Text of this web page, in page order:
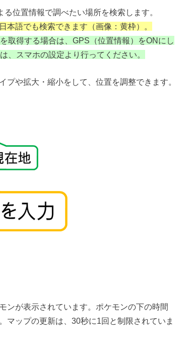
位置情報で調べたい場所を検索します。
語でも検索できます（画像：黄枠）。
取得する場合は、GPS（位置情報）をONにし
、スマホの設定より行ってください。
や拡大・縮小をして、位置を調整できます。
ンが表示されています。ポケモンの下の時間
マップの更新は、30秒に1回と制限されていま